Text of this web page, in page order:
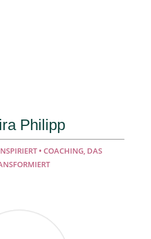
Philipp
• COACHING, DAS